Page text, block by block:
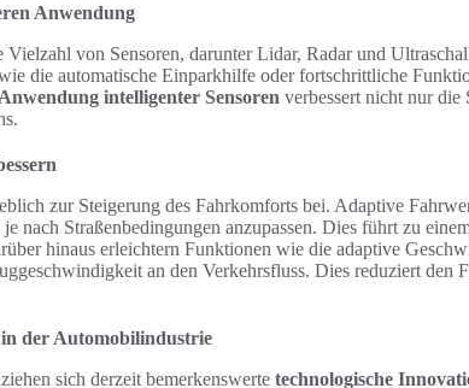
Anwendung
Vielzahl von Sensoren, darunter Lidar, Radar und
die automatische Einparkhilfe oder fortschrittliche
Anwendung intelligenter Sensoren verbessert nicht nur die
zur Steigerung des Fahrkomforts bei. Adaptive
nach Straßenbedingungen anzupassen. Dies führt zu
hinaus erleichtern Funktionen wie die adaptive
an den Verkehrsfluss. Dies reduziert den
der Automobilindustrie
sich derzeit bemerkenswerte technologische